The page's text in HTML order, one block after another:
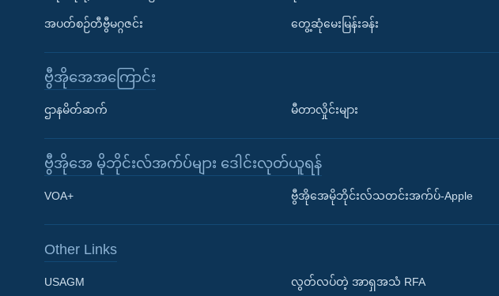
Learning English
အပတ်စဉ်တီဗွီမဂ္ဂဇင်း တွေ့ဆုံမေးမြန်းခန်း
ဗွီအိုအေအကြောင်း
ဌာနမိတ်ဆက် မီတာလှိုင်းများ
ဗွီအိုအေ မိုဘိုင်းလ်အက်ပ်များ ဒေါင်းလုတ်ယူရန်
VOA+ ဗွီအိုအေမိုဘိုင်းလ်သတင်းအက်ပ်-Apple
Other Links
USAGM လွတ်လပ်တဲ့ အာရှအသံ RFA